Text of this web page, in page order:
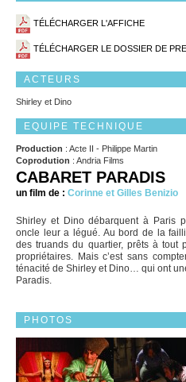
TÉLÉCHARGER L'AFFICHE
TÉLÉCHARGER LE DOSSIER DE
ACTEURS
Shirley et Dino
EQUIPE TECHNIQUE
Production : Acte II - Philippe Martin
Coprodution : Andria Films
CABARET PARADIS
un film de : Corinne et Gilles Benizio
Shirley et Dino débarquent à Paris
oncle leur a légué. Au bord de la
des truands du quartier, prêts à tout
propriétaires. Mais c’est sans
ténacité de Shirley et Dino… qui ont
Paradis.
PHOTOS